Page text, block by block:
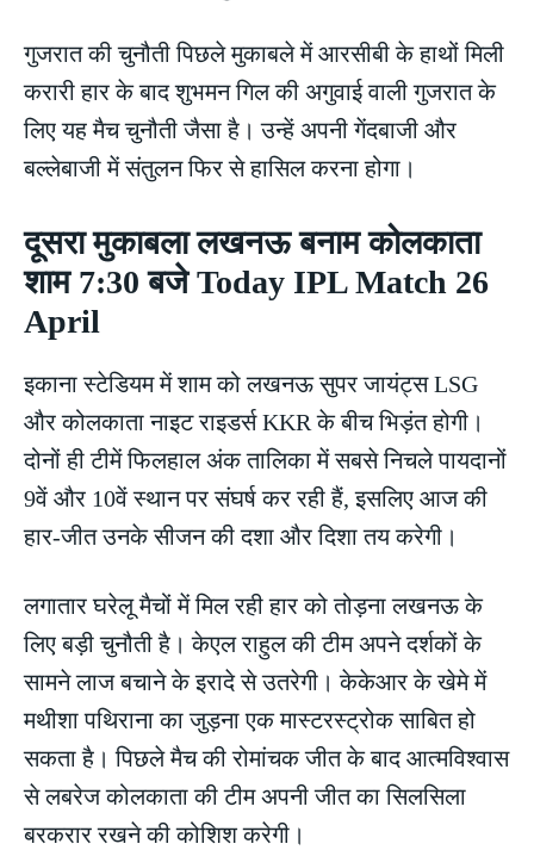
गुजरात की चुनौती पिछले मुकाबले में आरसीबी के हाथों मिली
करारी हार के बाद शुभमन गिल की अगुवाई वाली गुजरात के
लिए यह मैच चुनौती जैसा है। उन्हें अपनी गेंदबाजी और
बल्लेबाजी में संतुलन फिर से हासिल करना होगा।
दूसरा मुकाबला लखनऊ बनाम कोलकाता
शाम 7:30 बजे Today IPL Match 26
April
इकाना स्टेडियम में शाम को लखनऊ सुपर जायंट्स LSG
और कोलकाता नाइट राइडर्स KKR के बीच भिड़ंत होगी।
दोनों ही टीमें फिलहाल अंक तालिका में सबसे निचले पायदानों
9वें और 10वें स्थान पर संघर्ष कर रही हैं, इसलिए आज की
हार-जीत उनके सीजन की दशा और दिशा तय करेगी।
लगातार घरेलू मैचों में मिल रही हार को तोड़ना लखनऊ के
लिए बड़ी चुनौती है। केएल राहुल की टीम अपने दर्शकों के
सामने लाज बचाने के इरादे से उतरेगी। केकेआर के खेमे में
मथीशा पथिराना का जुड़ना एक मास्टरस्ट्रोक साबित हो
सकता है। पिछले मैच की रोमांचक जीत के बाद आत्मविश्वास
से लबरेज कोलकाता की टीम अपनी जीत का सिलसिला
बरकरार रखने की कोशिश करेगी।